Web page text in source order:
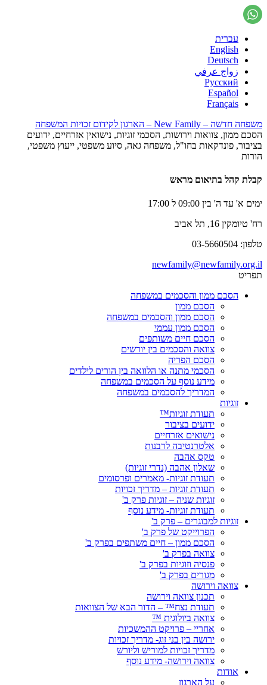
עברית
English
Deutsch
زواج عرفي
Русский
Español
Français
משפחה חדשה – New Family – הארגון לקידום זכויות המשפחה
הסכם ממון, צוואות וירושות, הסכמי זוגיות, נישואין אזרחיים, ידועים
בציבור, פונדקאות בחו"ל, משפחה גאה, סיוע משפטי, ייעוץ משפטי,
הורות
קבלת קהל בתיאום מראש
ימים א' עד ה' בין 09:00 ל 17:00
רח' טיומקין 16, תל אביב
טלפון: 03-5660504
newfamily@newfamily.org.il
תפריט
הסכם ממון והסכמים במשפחה
הסכם ממון
הסכם ממון והסכמים במשפחה
הסכם ממון עממי
הסכם חיים משותפים
צוואה והסכמים בין יורשים
הסכם הפריה
הסכמי מתנה או הלוואה בין הורים לילדים
מידע נוסף על הסכמים במשפחה
המדריך להסכמים במשפחה
זוגיות
תעודת זוגיות™
ידועים בציבור
נישואים אזרחיים
אלטרנטיבה לרבנות
טקס אהבה
שאלון אהבה (נדרי זוגיות)
תעודת זוגיות- מאמרים ופרסומים
תעודת זוגיות – מדריך זכויות
זוגיות שניה – זוגיות פרק ב'
תעודת זוגיות- מידע נוסף
זוגיות למבוגרים – פרק ב'
הפרוייקט של פרק ב'
הסכם ממון – חיים משתפים בפרק ב'
צוואה בפרק ב'
פנסיה וזוגיות בפרק ב'
מגורים בפרק ב'
צוואה וירושה
תכנון צוואה וירושה
תעודת נצח™ – הדור הבא של הצוואות
צוואה ביולוגית ™
אחריי – פרויקט ההמשכיות
ירושה בין בני זוג- מדריך זכויות
מדריך זכויות למוריש וליורש
צוואה וירושה- מידע נוסף
אודות
על הארגון